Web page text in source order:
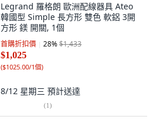
Legrand 羅格朗 歐洲配線器具 Ateo
韓國型 Simple 長方形 雙色 軟鋁 3開
方形 鎂 開關, 1個
首購折扣價 28%$1,433
$1,025
($1025.00/1個)
8/12 星期三 預計送達
(1)